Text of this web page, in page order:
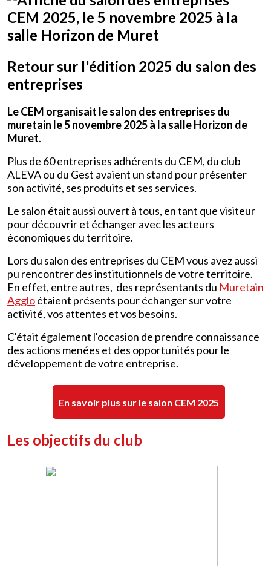
Retour sur l'édition 2025 du salon des
entreprises
Le CEM organisait le salon des entreprises du
muretain le 5 novembre 2025 à la salle Horizon de
Muret.
Plus de 60 entreprises adhérents du CEM, du club
ALEVA ou du Gest avaient un stand pour présenter
son activité, ses produits et ses services.
Le salon était aussi ouvert à tous, en tant que visiteur
pour découvrir et échanger avec les acteurs
économiques du territoire.
Lors du salon des entreprises du CEM vous avez aussi
pu rencontrer des institutionnels de votre territoire.
En effet, entre autres, des représentants du Muretain
Aggloétaient présents pour échanger sur votre
activité, vos attentes et vos besoins.
C'était également l'occasion de prendre connaissance
des actions menées et des opportunités pour le
développement de votre entreprise.
En savoir plus sur le salon CEM 2025
Les objectifs du club